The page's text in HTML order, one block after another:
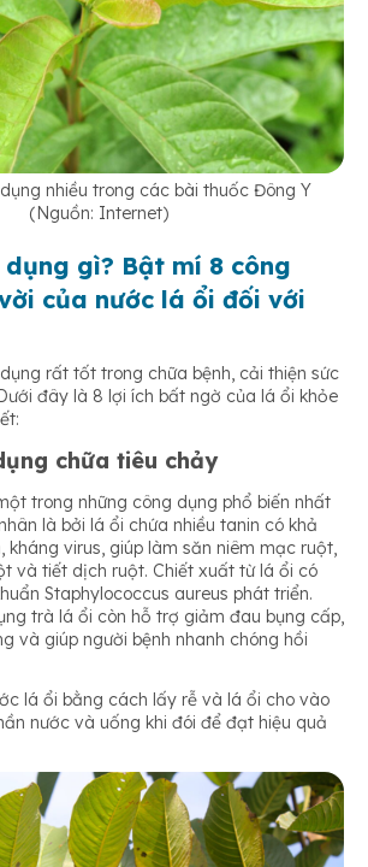
nhiều trong các bài thuốc Đông Y
(Nguồn: Internet)
gì? Bật mí 8 công
của nước lá ổi đối với
rất tốt trong chữa bệnh, cải thiện sức
đây là 8 lợi ích bất ngờ của lá ổi khỏe
chữa tiêu chảy
trong những công dụng phổ biến nhất
là bởi lá ổi chứa nhiều tanin có khả
kháng virus, giúp làm săn niêm mạc ruột,
và tiết dịch ruột. Chiết xuất từ lá ổi có
Staphylococcus aureus phát triển.
trà lá ổi còn hỗ trợ giảm đau bụng cấp,
và giúp người bệnh nhanh chóng hồi
lá ổi bằng cách lấy rễ và lá ổi cho vào
nước và uống khi đói để đạt hiệu quả